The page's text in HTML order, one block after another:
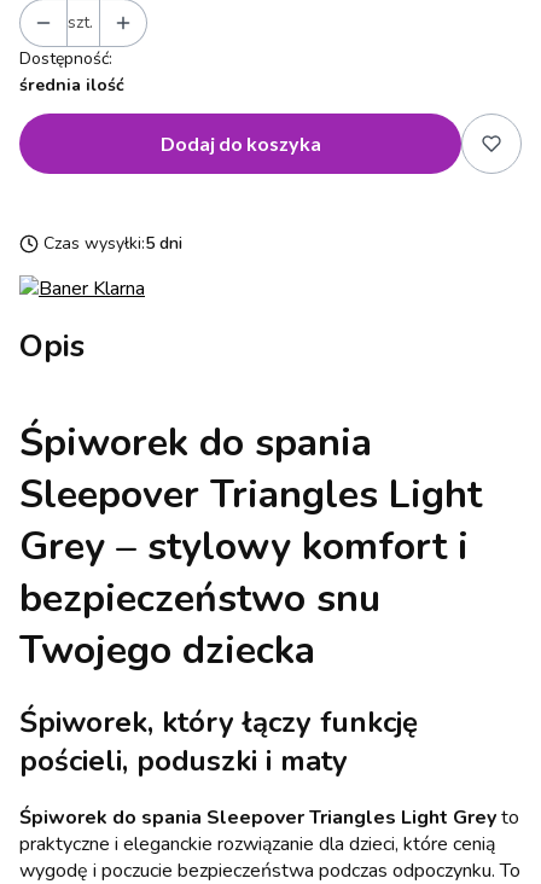
szt.
Dostępność:
średnia ilość
Dodaj do koszyka
Czas wysyłki:5 dni
Opis
Śpiworek do spania
Sleepover Triangles Light
Grey – stylowy komfort i
bezpieczeństwo snu
Twojego dziecka
Śpiworek, który łączy funkcję
pościeli, poduszki i maty
Śpiworek do spania Sleepover Triangles Light Greyto
praktyczne i eleganckie rozwiązanie dla dzieci, które cenią
wygodę i poczucie bezpieczeństwa podczas odpoczynku. To